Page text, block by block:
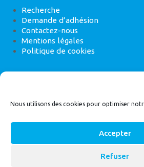
Nous utilisons des cookies pour optimiser
Accepter
Refuser
Recherche
Demande d’adhésion
Contactez-nous
Mentions légales
Politique de cookies